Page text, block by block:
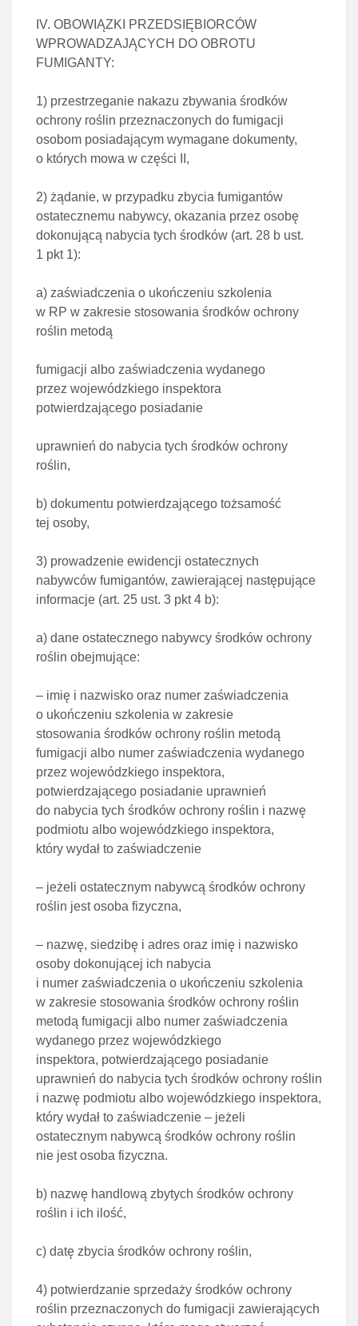
IV. OBOWIĄZKI PRZEDSIĘBIORCÓW
WPROWADZAJĄCYCH DO OBROTU
FUMIGANTY:
1) przestrzeganie nakazu zbywania środków
ochrony roślin przeznaczonych do fumigacji
osobom posiadającym wymagane dokumenty,
o których mowa w części II ,
2) żądanie, w przypadku zbycia fumigantów
ostatecznemu nabywcy, okazania przez osobę
dokonującą nabycia tych środków (art. 28 b ust.
1 pkt 1):
a) zaświadczenia o ukończeniu szkolenia
w RP w zakresie stosowania środków ochrony
roślin metodą
fumigacji albo zaświadczenia wydanego
przez wojewódzkiego inspektora
potwierdzającego posiadanie
uprawnień do nabycia tych środków ochrony
roślin,
b) dokumentu potwierdzającego tożsamość
tej osoby,
3) prowadzenie ewidencji ostatecznych
nabywców fumigantów, zawierającej następujące
informacje (art. 25 ust. 3 pkt 4 b):
a) dane ostatecznego nabywcy środków ochrony
roślin obejmujące:
– imię i nazwisko oraz numer zaświadczenia
o ukończeniu szkolenia w zakresie
stosowania środków ochrony roślin metodą
fumigacji albo numer zaświadczenia wydanego
przez wojewódzkiego inspektora,
potwierdzającego posiadanie uprawnień
do nabycia tych środków ochrony roślin i nazwę
podmiotu albo wojewódzkiego inspektora,
który wydał to zaświadczenie
– jeżeli ostatecznym nabywcą środków ochrony
roślin jest osoba fizyczna,
– nazwę, siedzibę i adres oraz imię i nazwisko
osoby dokonującej ich nabycia
i numer zaświadczenia o ukończeniu szkolenia
w zakresie stosowania środków ochrony roślin
metodą fumigacji albo numer zaświadczenia
wydanego przez wojewódzkiego
inspektora, potwierdzającego posiadanie
uprawnień do nabycia tych środków ochrony roślin
i nazwę podmiotu albo wojewódzkiego inspektora,
który wydał to zaświadczenie – jeżeli
ostatecznym nabywcą środków ochrony roślin
nie jest osoba fizyczna.
b) nazwę handlową zbytych środków ochrony
roślin i ich ilość,
c) datę zbycia środków ochrony roślin,
4) potwierdzanie sprzedaży środków ochrony
roślin przeznaczonych do fumigacji zawierających